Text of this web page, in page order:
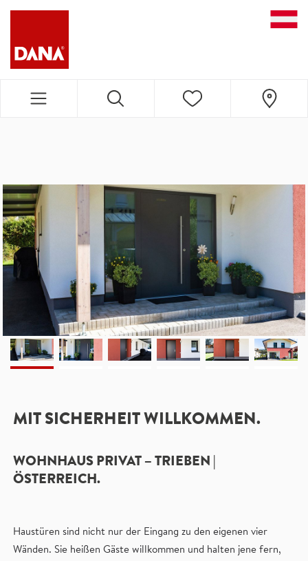
DANA NAVIGATION
MIT SICHERHEIT WILLKOMMEN.
WOHNHAUS PRIVAT – TRIEBEN |
ÖSTERREICH.
Haustüren sind nicht nur der Eingang zu den eigenen vier
Wänden. Sie heißen Gäste willkommen und halten jene fern,